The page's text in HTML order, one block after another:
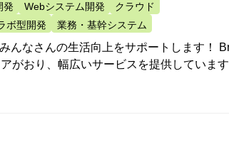
発 Webシステム開発
クラウド
ボ型開発 業務・基幹システム
んなさんの生活向上をサポートします！
がおり、幅広いサービスを提供していま